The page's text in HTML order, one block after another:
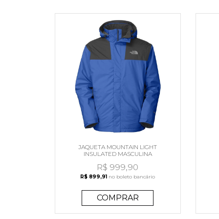
JAQUETA MOUNTAIN LIGHT
INSULATED MASCULINA
R$ 999,90
R$ 899,91 no boleto bancário
COMPRAR